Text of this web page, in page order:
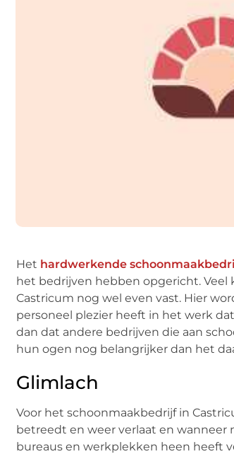
Het hardwerkende
het bedrijven hebben opgericht.
Castricum nog wel even vast. Hier
personeel plezier heeft in het werk
dan dat andere bedrijven die aan
hun ogen nog belangrijker dan het
Glimlach
Voor het schoonmaakbedrijf in
betreedt en weer verlaat en wanneer
bureaus en werkplekken heen heeft